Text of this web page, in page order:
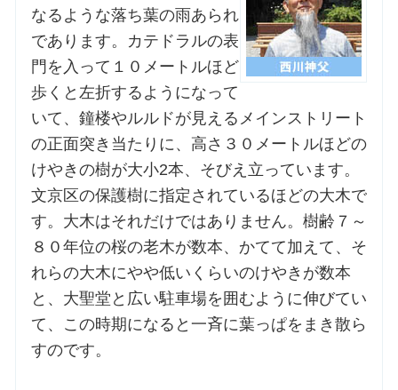
森田神父の講座
シスター中島の講座
教区カテキスタの講座
三田助祭の講座
オルガンメディテーション
お問合せ
交通・アクセス
なるような落ち葉の雨あられ
であります。カテドラルの表
門を入って１０メートルほど
歩くと左折するようになって
いて、鐘楼やルルドが見えるメインストリート
の正面突き当たりに、高さ３０メートルほどの
けやきの樹が大小2本、そびえ立っています。
文京区の保護樹に指定されているほどの大木で
す。大木はそれだけではありません。樹齢７～
８０年位の桜の老木が数本、かてて加えて、そ
れらの大木にやや低いくらいのけやきが数本
と、大聖堂と広い駐車場を囲むように伸びてい
て、この時期になると一斉に葉っぱをまき散ら
すのです。